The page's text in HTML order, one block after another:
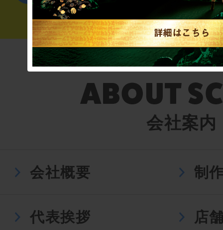
会社案内
会社概要 制
代表挨拶 店